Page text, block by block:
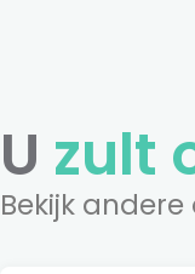
U zult
Bekijk